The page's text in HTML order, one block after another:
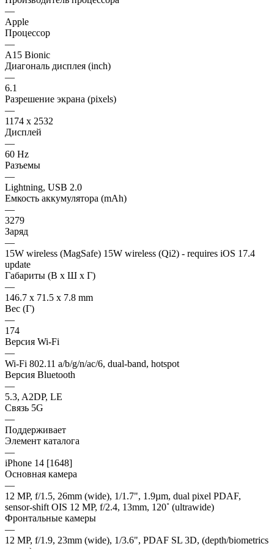
—
Apple
Процессор
—
A15 Bionic
Диагональ дисплея (inch)
—
6.1
Разрешение экрана (pixels)
—
1174 x 2532
Дисплей
—
60 Hz
Разъемы
—
Lightning, USB 2.0
Емкость аккумулятора (mAh)
—
3279
Заряд
—
15W wireless (MagSafe) 15W wireless (Qi2) - requires iOS 17.4
update
Габариты (В х Ш х Г)
—
146.7 x 71.5 x 7.8 mm
Вес (Г)
—
174
Версия Wi-Fi
—
Wi-Fi 802.11 a/b/g/n/ac/6, dual-band, hotspot
Версия Bluetooth
—
5.3, A2DP, LE
Связь 5G
—
Поддерживает
Элемент каталога
—
iPhone 14 [1648]
Основная камера
—
12 MP, f/1.5, 26mm (wide), 1/1.7", 1.9µm, dual pixel PDAF,
sensor-shift OIS 12 MP, f/2.4, 13mm, 120˚ (ultrawide)
Фронтальные камеры
—
12 MP, f/1.9, 23mm (wide), 1/3.6", PDAF SL 3D, (depth/biometrics